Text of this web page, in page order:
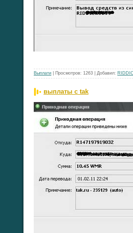
Выплати | Просмотров: 1263 | Добавил:
выплаты с tak